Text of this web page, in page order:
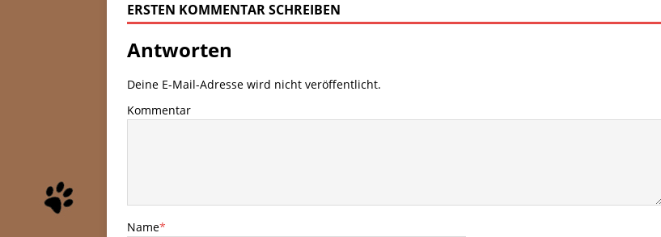
ERSTEN KOMMENTAR SCHREIBEN
Antworten
Deine E-Mail-Adresse wird nicht veröffentlicht.
Kommentar
Name*